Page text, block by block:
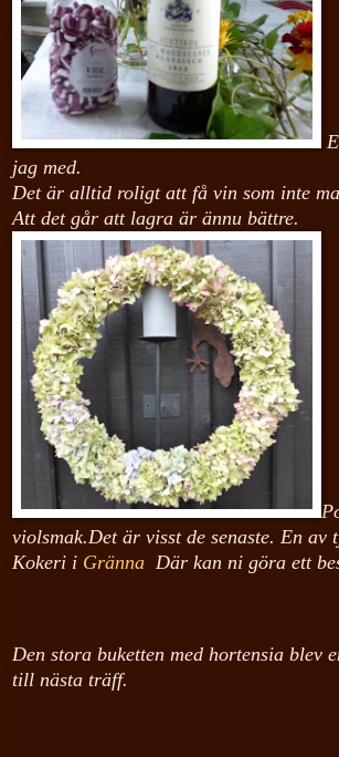
jag med.
Det är alltid roligt att få vin som inte
Att det går att lagra är ännu bättre.
violsmak.Det är visst de senaste. En av
Kokeri i Gränna Där kan ni göra ett
Den stora buketten med hortensia blev
till nästa träff.